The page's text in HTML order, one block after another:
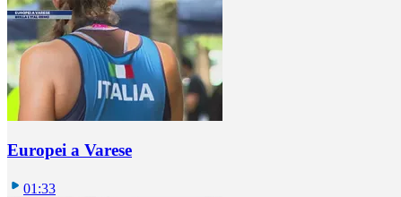
Europei a Varese
01:33